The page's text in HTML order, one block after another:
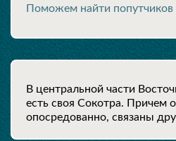
Поможем найти
В центральной части
есть своя Сокотра. Причем
опосредованно, связаны